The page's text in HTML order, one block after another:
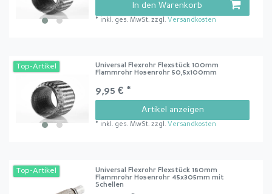
In den Warenkorb
* inkl. ges. MwSt. zzgl. Versandkosten
Top-Artikel
Universal Flexrohr Flexstück 100mm
Flammrohr Hosenrohr 50,5x100mm
9,95 € *
Artikel anzeigen
* inkl. ges. MwSt. zzgl. Versandkosten
Top-Artikel
Universal Flexrohr Flexstück 180mm
Flammrohr Hosenrohr 45x305mm mit
Schellen